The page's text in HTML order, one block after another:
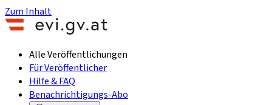
Zum Inhalt
Alle Veröffentlichungen
Für Veröffentlicher
Hilfe & FAQ
Benachrichtigungs-Abo